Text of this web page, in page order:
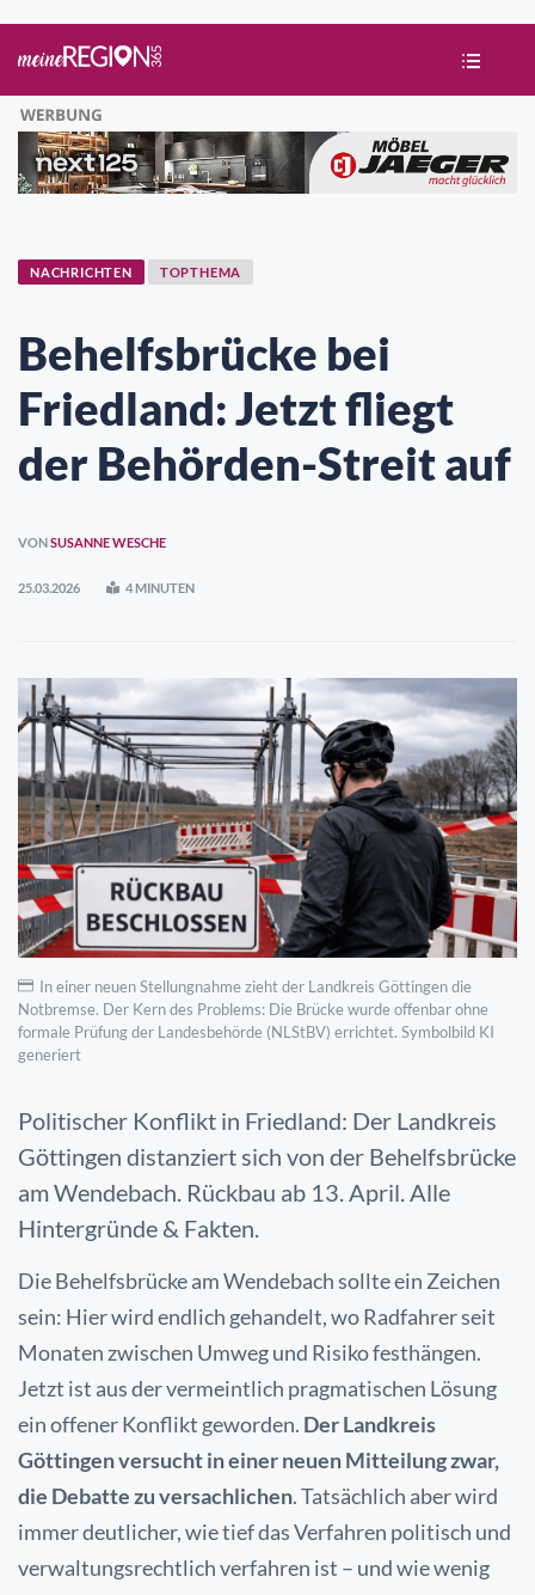
NACHRICHTEN TOPTHEMA
Behelfsbrücke bei
Friedland: Jetzt fliegt
der Behörden-Streit auf
VONSUSANNE WESCHE
25.03.2026 4 MINUTEN
In einer neuen Stellungnahme zieht der Landkreis Göttingen die
Notbremse. Der Kern des Problems: Die Brücke wurde offenbar ohne
formale Prüfung der Landesbehörde (NLStBV) errichtet. Symbolbild KI
generiert
Politischer Konflikt in Friedland: Der Landkreis
Göttingen distanziert sich von der Behelfsbrücke
am Wendebach. Rückbau ab 13. April. Alle
Hintergründe & Fakten.
Die Behelfsbrücke am Wendebach sollte ein Zeichen
sein: Hier wird endlich gehandelt, wo Radfahrer seit
Monaten zwischen Umweg und Risiko festhängen.
Jetzt ist aus der vermeintlich pragmatischen Lösung
ein offener Konflikt geworden. Der Landkreis
Göttingen versucht in einer neuen Mitteilung zwar,
die Debatte zu versachlichen. Tatsächlich aber wird
immer deutlicher, wie tief das Verfahren politisch und
verwaltungsrechtlich verfahren ist – und wie wenig